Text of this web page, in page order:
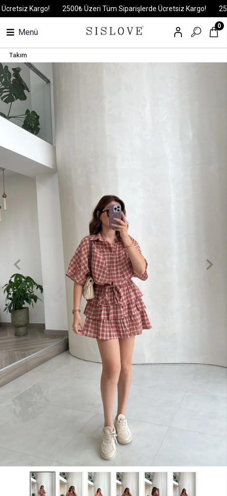
Kargo! 2500₺ Üzeri Tüm Siparişlerde Ücretsiz Kargo! 2500₺
Menü
0
Takım